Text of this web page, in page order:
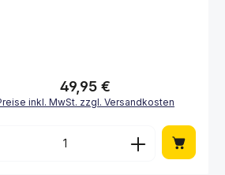
zu erhöhen oder
Schaltflächen um
Wert ein oder
Regulärer Preis:
49,95 €
inkl. MwSt. zzgl. Versandkosten
Anzahl: Gib den